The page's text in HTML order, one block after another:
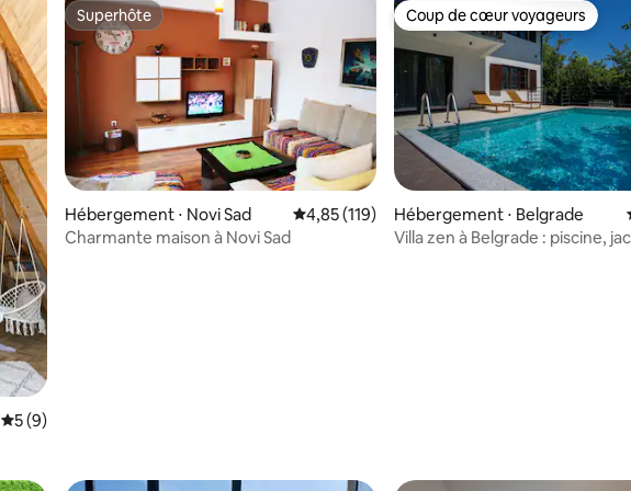
Évaluation moyenne sur la base de 9 commentaires : 5 sur 5
5 (9)
Superhôte
Superhôte
Hébergement ⋅ Novi Sad Évaluation moyenne sur la base de 119
4,85 (119)
Charmante maison à Novi Sad
Coup de cœur voyageurs
Coup de cœur voyageurs
Hébergement ⋅ Belgrade
Villa zen à Belgrade : piscine,